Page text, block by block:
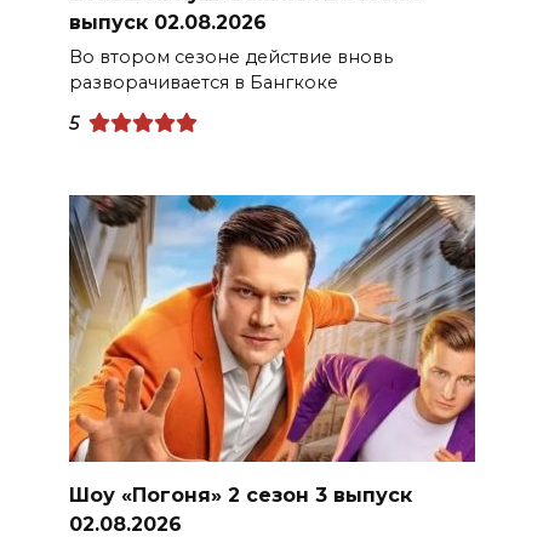
выпуск 02.08.2026
Во втором сезоне действие вновь
разворачивается в Бангкоке
5
Шоу «Погоня» 2 сезон 3 выпуск
02.08.2026